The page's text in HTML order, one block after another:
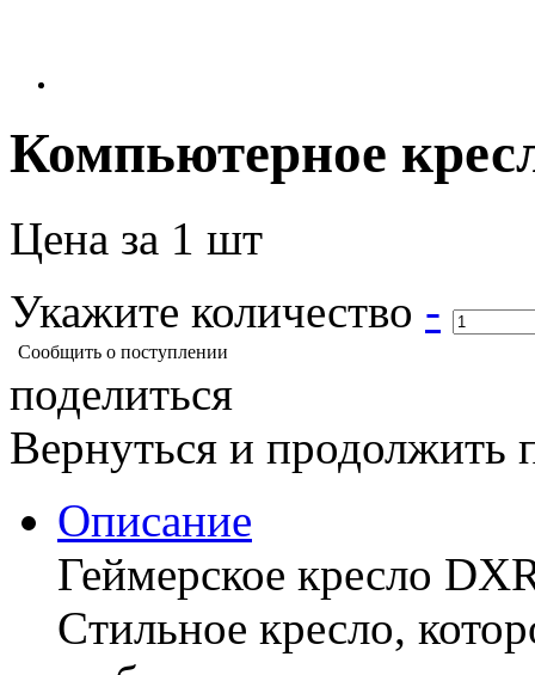
Компьютерное
Цена за 1 шт
Укажите количество -
Сообщить о поступлении
поделиться
Вернуться и продолжить
Описание
Геймерское кресло
Cтильное кресло,